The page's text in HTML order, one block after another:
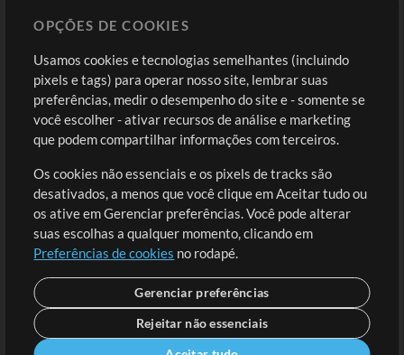
Comprar Créditos
Conteúdo Grátis
Solicite uma Música
Extras
Sessões
Envie seu conteúdo
Playlist
MT Conference
Entre
Cadastre-se
Ir ao carrinho
OPÇÕES DE COOKIES
Usamos cookies e tecnologias semelhantes (incluindo
pixels e tags) para operar nosso site, lembrar suas
preferências, medir o desempenho do site e - somente se
você escolher - ativar recursos de análise e marketing
que podem compartilhar informações com terceiros.
Os cookies não essenciais e os pixels de tracks são
desativados, a menos que você clique em Aceitar tudo ou
os ative em Gerenciar preferências. Você pode alterar
suas escolhas a qualquer momento, clicando em
Preferências de cookies no rodapé.
Gerenciar preferências
Rejeitar não essenciais